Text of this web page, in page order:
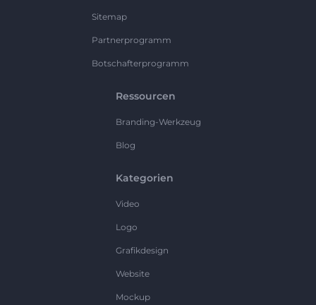
Sitemap
Partnerprogramm
Botschafterprogramm
Ressourcen
Branding-Werkzeug
Blog
Kategorien
Video
Logo
Grafikdesign
Website
Mockup